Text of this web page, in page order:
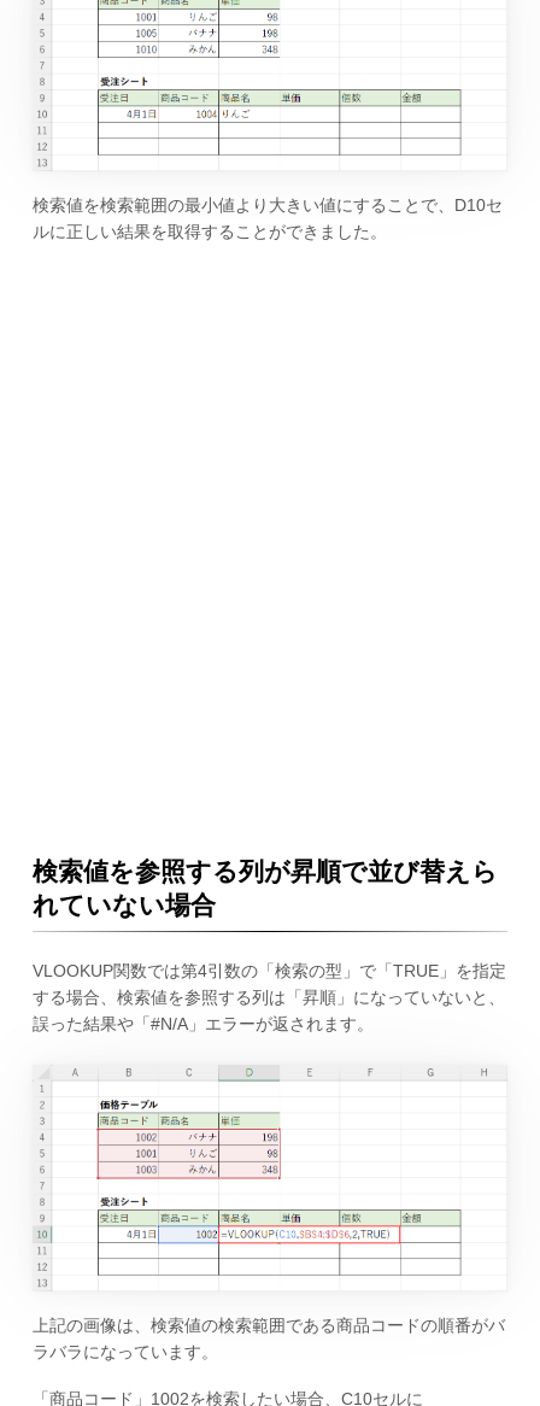
検索値を検索範囲の最小値より大きい値にすることで、D10セ
ルに正しい結果を取得することができました。
検索値を参照する列が昇順で並び替えら
れていない場合
VLOOKUP関数では第4引数の「検索の型」で「TRUE」を指定
する場合、検索値を参照する列は「昇順」になっていないと、
誤った結果や「#N/A」エラーが返されます。
上記の画像は、検索値の検索範囲である商品コードの順番がバ
ラバラになっています。
「商品コード」1002を検索したい場合、C10セルに